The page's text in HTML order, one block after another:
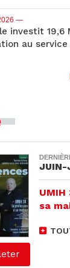
—
investit 19,6
au
JUIN-
sa